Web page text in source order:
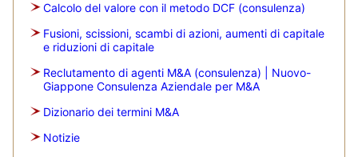
Calcolo del valore con il metodo DCF (consulenza)
Fusioni, scissioni, scambi di azioni, aumenti di capitale
e riduzioni di capitale
Reclutamento di agenti M&A (consulenza) | Nuovo-
Giappone Consulenza Aziendale per M&A
Dizionario dei termini M&A
Notizie